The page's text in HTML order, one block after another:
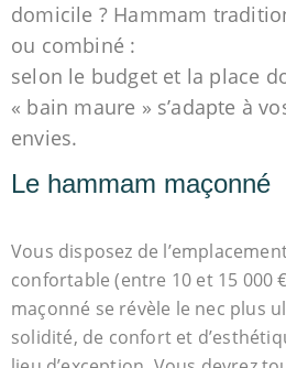
domicile ? Hammam
ou combiné :
selon le budget et la place
« bain maure » s’adapte à
envies.
Le hammam maçonné
Vous disposez de
confortable (entre 10 et 15 000
maçonné se révèle le nec plus
solidité, de confort et